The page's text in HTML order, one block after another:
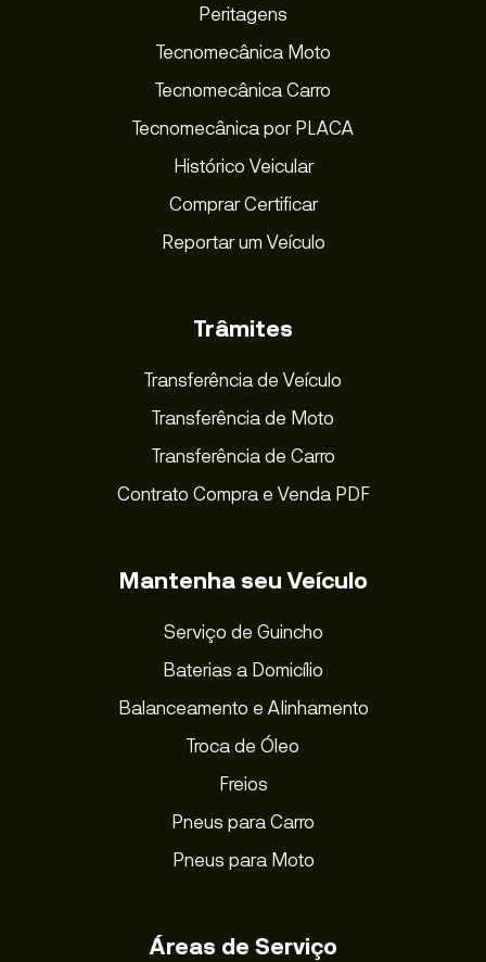
Peritagens
Tecnomecânica Moto
Tecnomecânica Carro
Tecnomecânica por PLACA
Histórico Veicular
Comprar Certificar
Reportar um Veículo
Trâmites
Transferência de Veículo
Transferência de Moto
Transferência de Carro
Contrato Compra e Venda PDF
Mantenha seu Veículo
Serviço de Guincho
Baterias a Domicílio
Balanceamento e Alinhamento
Troca de Óleo
Freios
Pneus para Carro
Pneus para Moto
Áreas de Serviço